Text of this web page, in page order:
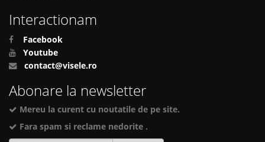
Interactionam
Facebook
Youtube
contact@visele.ro
Abonare la newsletter
Mereu la curent cu noutatile de pe site.
Fara spam si reclame nedorite .